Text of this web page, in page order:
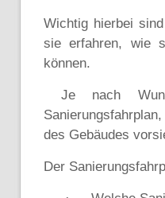
Wichtig hierbei
sie erfahren, wie
können.
Je nach
des Gebäudes
Der